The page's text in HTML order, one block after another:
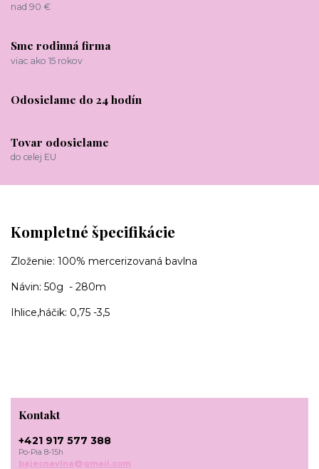
nad 90 €
Sme rodinná firma
viac ako 15 rokov
Odosielame do 24 hodín
Tovar odosielame
do celej EU
Kompletné špecifikácie
Zloženie: 100% mercerizovaná bavlna
Návin: 50g - 280m
Ihlice,háčik: 0,75 -3,5
Kontakt
+421 917 577 388
Po-Pia 8-15h
bajecnavlna@gmail.com